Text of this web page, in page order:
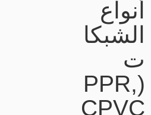
أنواع
الشبكا
ت
(PPR,
CPVC